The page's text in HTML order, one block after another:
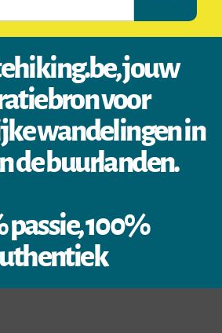
jouw
voor
wandelingen in
de buurlanden.
passie, 100%